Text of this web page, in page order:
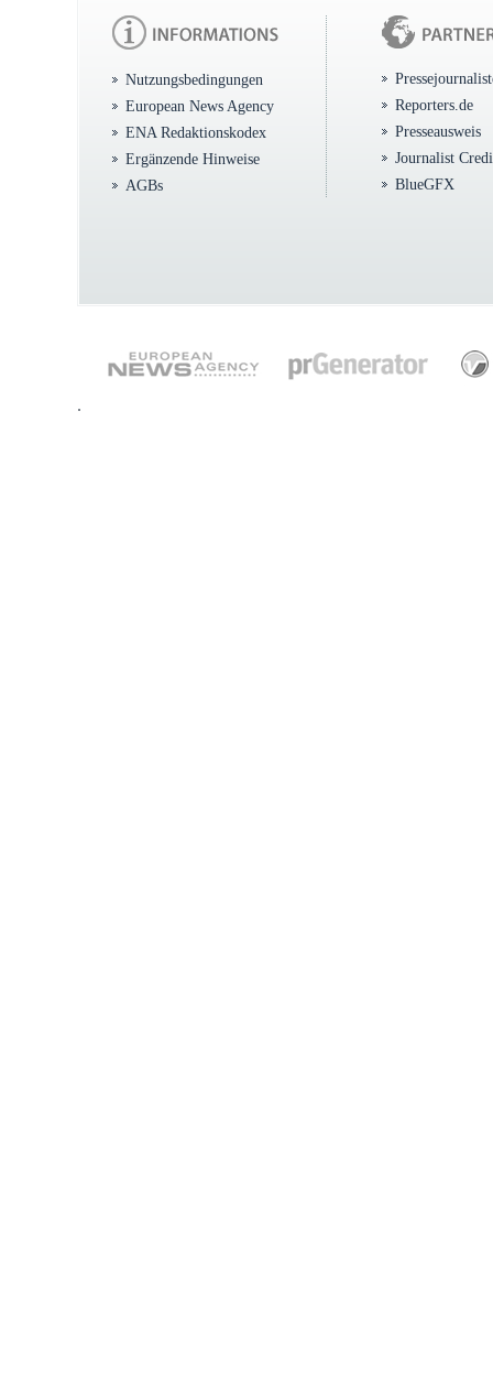
Nutzungsbedingungen
European News Agency
ENA Redaktionskodex
Ergänzende Hinweise
AGBs
Reporters.de
Presseausweis
Journalist
BlueGFX
.